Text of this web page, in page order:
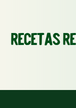
Recetas